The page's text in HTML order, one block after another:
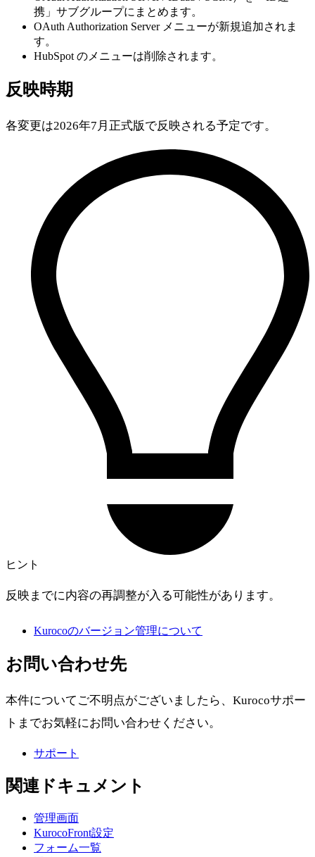
携」サブグループにまとめます。
OAuth Authorization Server メニューが新規追加されま
す。
HubSpot のメニューは削除されます。
反映時期
各変更は2026年7月正式版で反映される予定です。
ヒント
反映までに内容の再調整が入る可能性があります。
Kurocoのバージョン管理について
お問い合わせ先
本件についてご不明点がございましたら、Kurocoサポー
トまでお気軽にお問い合わせください。
サポート
関連ドキュメント
管理画面
KurocoFront設定
フォーム一覧